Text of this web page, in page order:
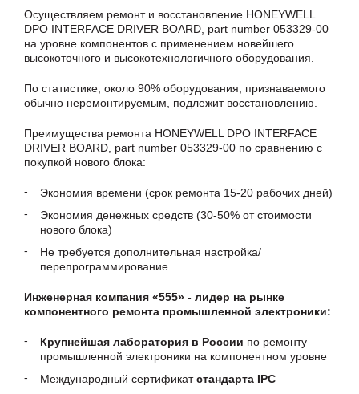
Осуществляем ремонт и восстановление HONEYWELL
DPO INTERFACE DRIVER BOARD, part number 053329-00
на уровне компонентов с применением новейшего
высокоточного и высокотехнологичного оборудования.
По статистике, около 90% оборудования, признаваемого
обычно неремонтируемым, подлежит восстановлению.
Преимущества ремонта HONEYWELL DPO INTERFACE
DRIVER BOARD, part number 053329-00 по сравнению с
покупкой нового блока:
Экономия времени (срок ремонта 15-20 рабочих дней)
Экономия денежных средств (30-50% от стоимости
нового блока)
Не требуется дополнительная настройка/
перепрограммирование
Инженерная компания «555» - лидер на рынке
компонентного ремонта промышленной электроники:
Крупнейшая лаборатория в России по ремонту
промышленной электроники на компонентном уровне
Международный сертификатстандарта IPC